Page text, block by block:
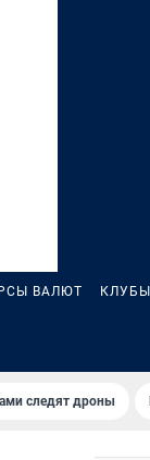
ВАЛЮТ КЛУБЫ
следят дроны